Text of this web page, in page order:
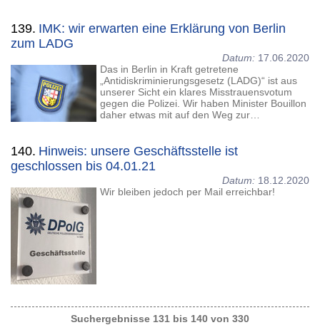
139. IMK: wir erwarten eine Erklärung von Berlin
zum LADG
Datum: 17.06.2020
Das in Berlin in Kraft getretene
„Antidiskriminierungsgesetz (LADG)“ ist aus
unserer Sicht ein klares Misstrauensvotum
gegen die Polizei. Wir haben Minister Bouillon
daher etwas mit auf den Weg zur…
140. Hinweis: unsere Geschäftsstelle ist
geschlossen bis 04.01.21
Datum: 18.12.2020
Wir bleiben jedoch per Mail erreichbar!
Suchergebnisse 131 bis 140 von 330